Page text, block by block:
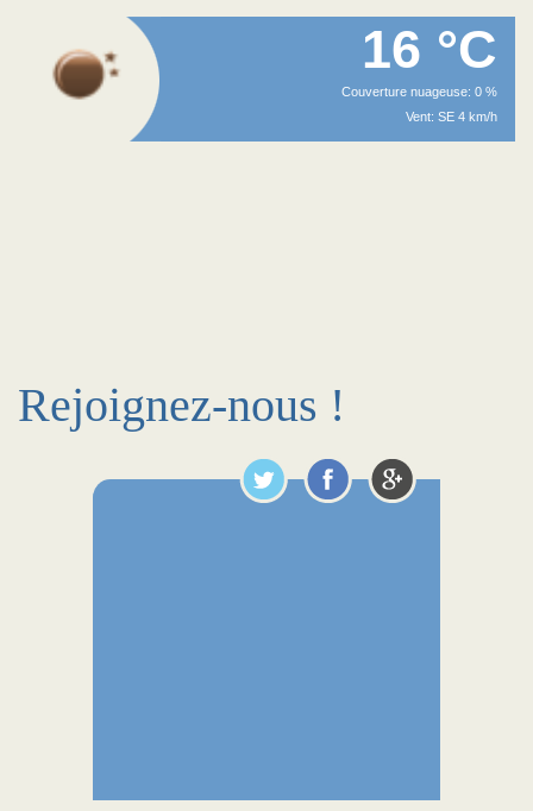
16 °C
Couverture nuageuse: 0 %
Vent: SE 4 km/h
Rejoignez-nous !